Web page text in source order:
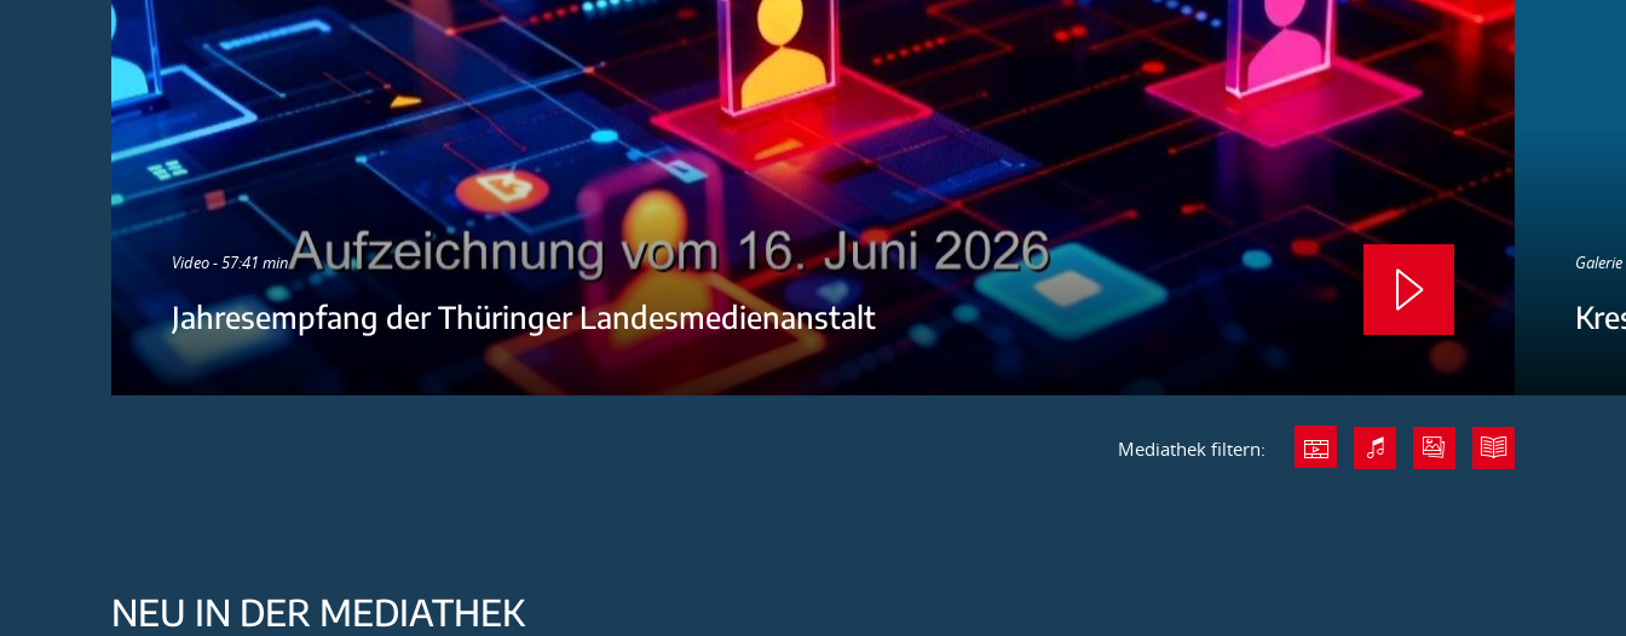
Video - 57:41 min
Jahresempfang der Thüringer Landesmedienanstalt
Mediathek filtern:
NEU IN DER MEDIATHEK